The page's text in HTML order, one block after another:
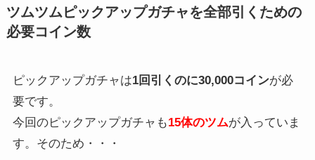
ツムツムピックアップガチャを全部引くための
必要コイン数
ピックアップガチャは1回引くのに30,000コインが必
要です。
今回のピックアップガチャも15体のツムが入っていま
す。そのため・・・